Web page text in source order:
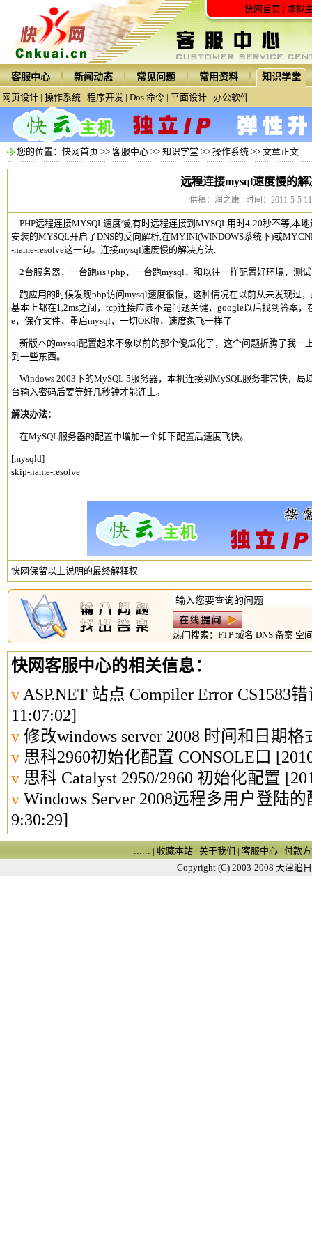
快网首页| 虚拟
客服中心 新闻动态 常见问题 常用资料
知识学堂
网页设计 | 操作系统 | 程序开发 | Dos 命令 | 平面设计 | 办公软件
您的位置： 快网首页 >> 客服中心 >> 知识学堂 >> 操作系统 >> 文章正文
远程连接mysql速度慢的解
供稿：润之康 时间：2011-5-5
PHP远程连接MYSQL速度慢,有时远程连接到MYSQL用时4-20秒不等,本
安装的MYSQL开启了DNS的反向解析,在MY.INI(WINDOWS系统下)或
-name-resolve这一句。连接mysql速度慢的解决方法.
2台服务器，一台跑iis+php，一台跑mysql，和以往一样配置好环境，测
跑应用的时候发现php访问mysql速度很慢，这种情况在以前从未发现过
基本上都在1,2ms之间，tcp连接应该不是问题关健，google以后找到答案
e，保存文件，重启mysql，一切OK啦，速度象飞一样了
新版本的mysql配置起来不象以前的那个傻瓜化了，这个问题折腾了我一
到一些东西。
Windows 2003下的MySQL 5服务器，本机连接到MySQL服务非常快，
台输入密码后要等好几秒钟才能连上。
解决办法：
在MySQL服务器的配置中增加一个如下配置后速度飞快。
[mysqld]
skip-name-resolve
快网保留以上说明的最终解释权
热门搜索： FTP 域名 DNS 备案 空
快网客服中心的相关信息：
v ASP.NET 站点 Compiler Error CS1583
11:07:02]
v 修改windows server 2008 时间和日期格
v 思科2960初始化配置 CONSOLE口
v 思科 Catalyst 2950/2960 初始化配置
v Windows Server 2008远程多用户登陆
9:30:29]
:::::: | 收藏本站 | 关于我们 | 客服中心 | 付款
Copyright (C) 2003-2008 天津追